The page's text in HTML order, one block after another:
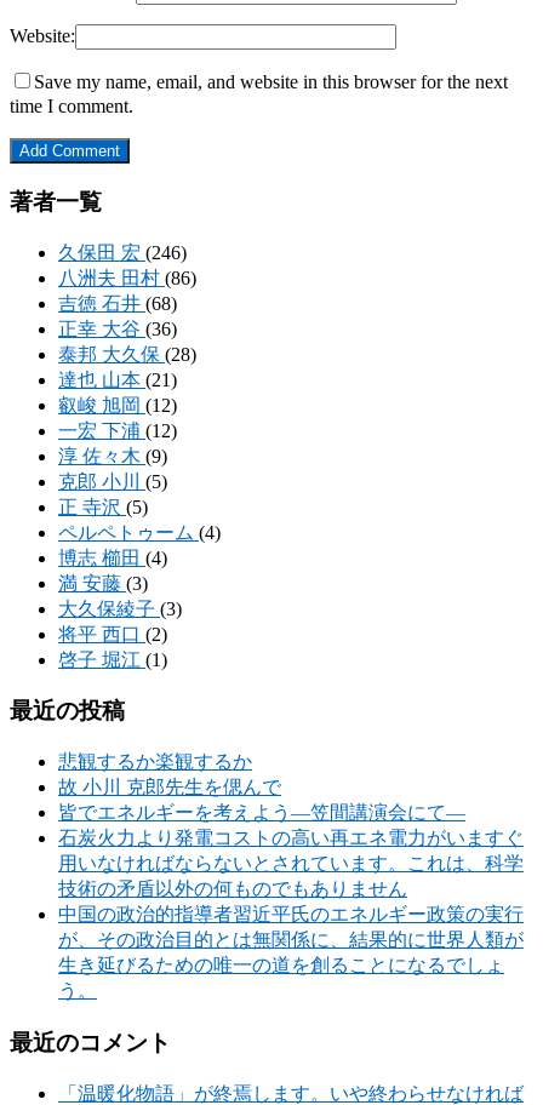
Website:
Save my name, email, and website in this browser for the next
time I comment.
著者一覧
久保田 宏 (246)
八洲夫 田村 (86)
吉徳 石井 (68)
正幸 大谷 (36)
泰邦 大久保 (28)
達也 山本 (21)
叡峻 旭岡 (12)
一宏 下浦 (12)
淳 佐々木 (9)
克郎 小川 (5)
正 寺沢 (5)
ペルペトゥーム (4)
博志 櫛田 (4)
満 安藤 (3)
大久保綾子 (3)
将平 西口 (2)
啓子 堀江 (1)
最近の投稿
悲観するか楽観するか
故 小川 克郎先生を偲んで
皆でエネルギーを考えよう―笠間講演会にて―
石炭火力より発電コストの高い再エネ電力がいますぐ
用いなければならないとされています。これは、科学
技術の矛盾以外の何ものでもありません
中国の政治的指導者習近平氏のエネルギー政策の実行
が、その政治目的とは無関係に、結果的に世界人類が
生き延びるための唯一の道を創ることになるでしょ
う。
最近のコメント
「温暖化物語」が終焉します。いや終わらせなければ